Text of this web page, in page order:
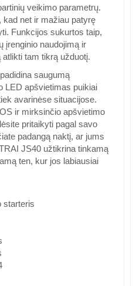
veikimo parametrų.
net ir mažiau patyrę
Funkcijos sukurtos taip,
įrenginio naudojimą ir
tam tikrą užduotį.
saugumą
LED apšvietimas puikiai
avarinėse situacijose.
ir mirksinčio apšvietimo
pritaikyti pagal savo
padangą naktį, ar jums
JS40 užtikrina tinkamą
ten, kur jos labiausiai
starteris